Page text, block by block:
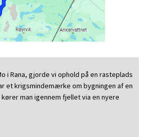
i Rana, gjorde vi ophold på en rasteplads
et krigsmindemærke om bygningen af en
man igennem fjellet via en nyere